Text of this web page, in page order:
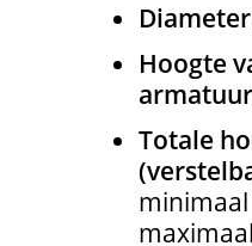
Diameter
Hoogte
armatuur
Totale